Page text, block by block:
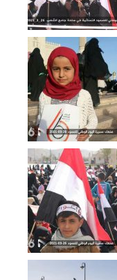
بمرور سبعة
العام الثامن
الشعبية
سبعة أعوام
الله –
– 1443هـ